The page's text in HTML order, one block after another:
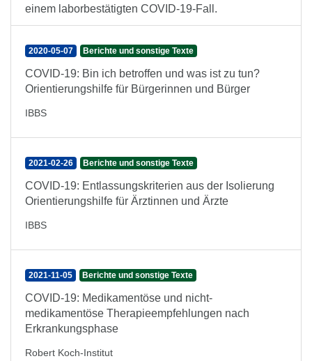
einem laborbestätigten COVID-19-Fall.
2020-05-07 Berichte und sonstige Texte
COVID-19: Bin ich betroffen und was ist zu tun?
Orientierungshilfe für Bürgerinnen und Bürger
IBBS
2021-02-26 Berichte und sonstige Texte
COVID-19: Entlassungskriterien aus der Isolierung
Orientierungshilfe für Ärztinnen und Ärzte
IBBS
2021-11-05 Berichte und sonstige Texte
COVID-19: Medikamentöse und nicht-
medikamentöse Therapieempfehlungen nach
Erkrankungsphase
Robert Koch-Institut